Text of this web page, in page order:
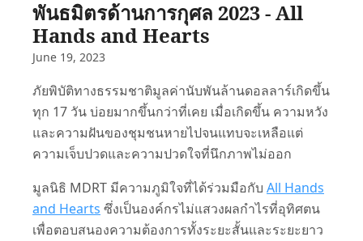
พันธมิตรด้านการกุศล 2023 - All
Hands and Hearts
June 19, 2023
ภัยพิบัติทางธรรมชาติมูลค่านับพันล้านดอลลาร์เกิดขึ้น
ทุก 17 วัน บ่อยมากขึ้นกว่าที่เคย เมื่อเกิดขึ้น ความหวัง
และความฝันของชุมชนหายไปจนแทบจะเหลือแต่
ความเจ็บปวดและความปวดใจที่นึกภาพไม่ออก
มูลนิธิ MDRT มีความภูมิใจที่ได้ร่วมมือกับ All Hands
and Hearts ซึ่งเป็นองค์กรไม่แสวงผลกำไรที่อุทิศตน
เพื่อตอบสนองความต้องการทั้งระยะสั้นและระยะยาว